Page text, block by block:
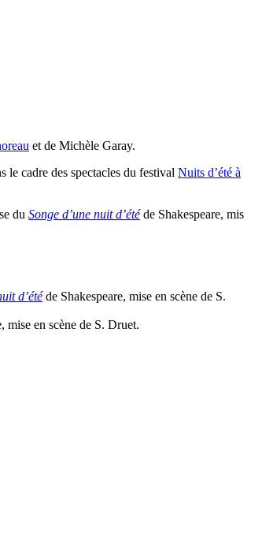
et de Michèle Garay.
le cadre des spectacles du festival Nuits d’été à
du Songe d’une nuit d’étéde Shakespeare, mis
d’étéde Shakespeare, mise en scène de S.
mise en scène de S. Druet.